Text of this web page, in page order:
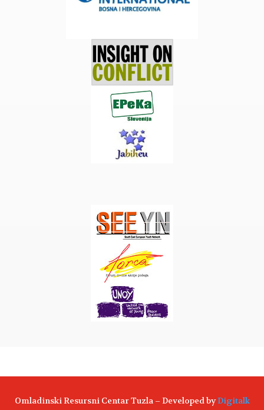
Omladinski Resursni Centar Tuzla – Developed byDigitalk